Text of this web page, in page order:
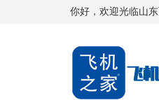
你好，欢迎光临山